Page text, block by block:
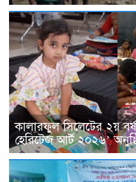
কালারফুল সিলেটের ২য়
হেরিটেজ আর্ট ২০২৬’